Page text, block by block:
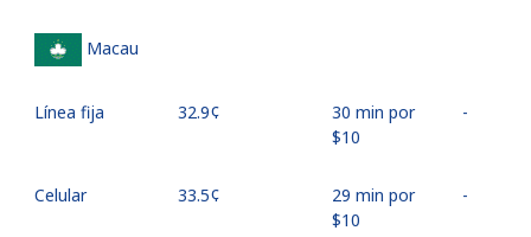
Macau
Línea fija ⁦32.9¢⁩
30 min por
⁦$10⁩
-
Celular ⁦33.5¢⁩
29 min por
⁦$10⁩
-